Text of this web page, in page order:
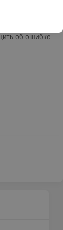
об ошибке